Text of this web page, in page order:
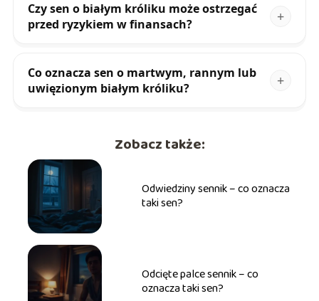
Czy sen o białym króliku może ostrzegać
przed ryzykiem w finansach?
Co oznacza sen o martwym, rannym lub
uwięzionym białym króliku?
Zobacz także:
Odwiedziny sennik – co oznacza
taki sen?
Odcięte palce sennik – co
oznacza taki sen?